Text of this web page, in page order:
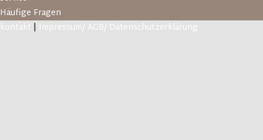
Häufige Fragen
kontakt | Impressum/ AGB/ Datenschutzerklärung